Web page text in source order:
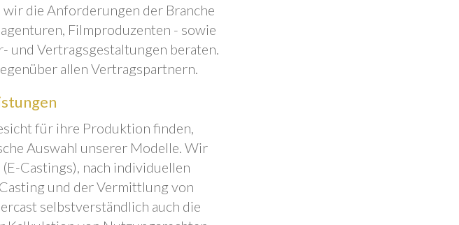
die Anforderungen der Branche
Filmproduzenten - sowie
und Vertragsgestaltungen beraten.
allen Vertragspartnern.
für ihre Produktion finden,
Auswahl unserer Modelle. Wir
Castings), nach individuellen
und der Vermittlung von
selbstverständlich auch die